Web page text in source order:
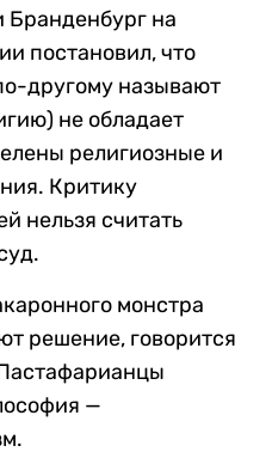
Бранденбург на
постановил, что
другому называют
не обладает
религиозные и
Критику
нельзя считать
монстра
решение, говорится
—